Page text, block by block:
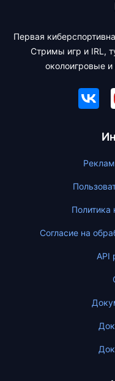
Первая
Стримы игр и IRL,
околоигровые
Политика
Согласие на
API